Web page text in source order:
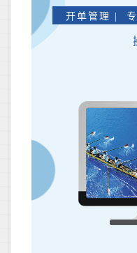
开单管理 |